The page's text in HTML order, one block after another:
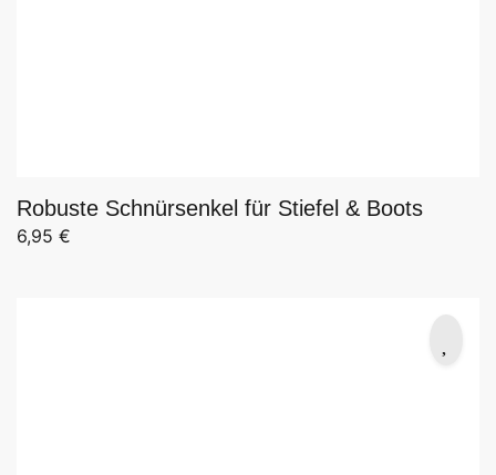
Robuste Schnürsenkel für Stiefel & Boots
6,95 €